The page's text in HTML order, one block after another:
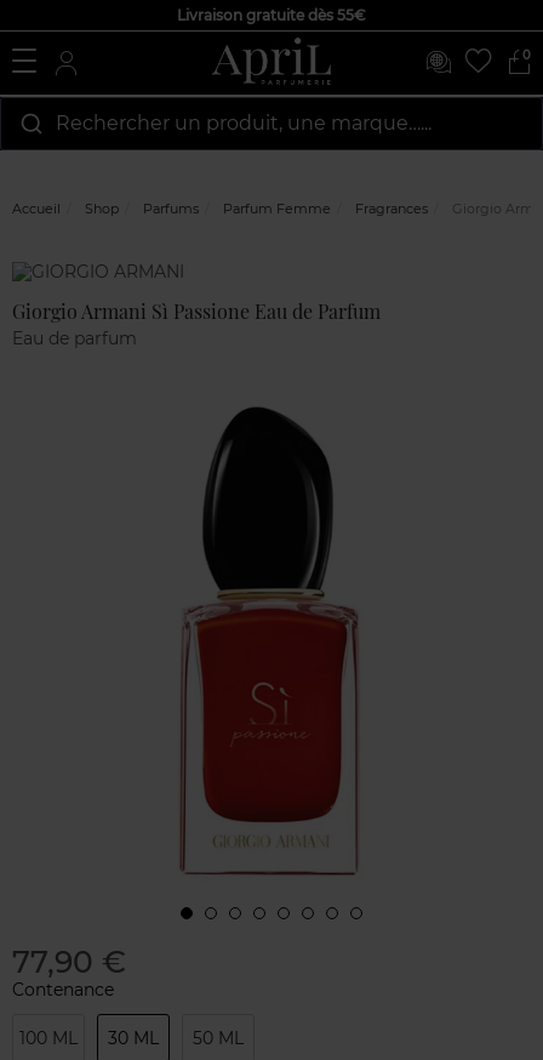
Livraison gratuite dès 55€
0
Rechercher un produit, une marque…...
Accueil Shop Parfums Parfum Femme Fragrances Giorgio
Marque
clients
Giorgio Armani Sì Passione Eau de Parfum
Eau de parfum
77,90 €
Contenance
100 ML 30 ML 50 ML